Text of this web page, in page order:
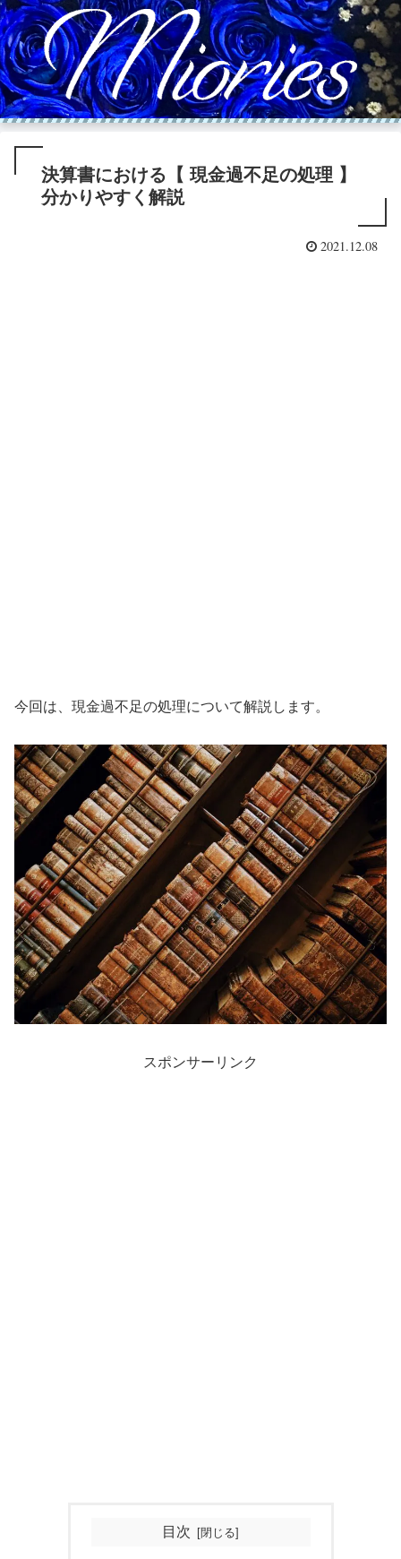
決算書における【 現金過不足の処理 】
分かりやすく解説
2021.12.08
今回は、現金過不足の処理について解説します。
スポンサーリンク
目次